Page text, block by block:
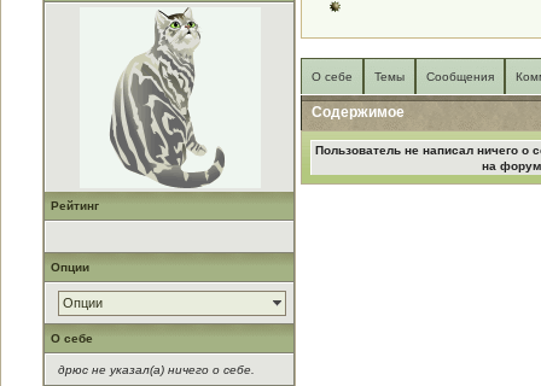
Рейтинг
Опции
Опции
О себе
дрюс не указал(а) ничего о себе.
О себе Темы Сообщения
Содержимое
Пользователь не написал ничего о
на